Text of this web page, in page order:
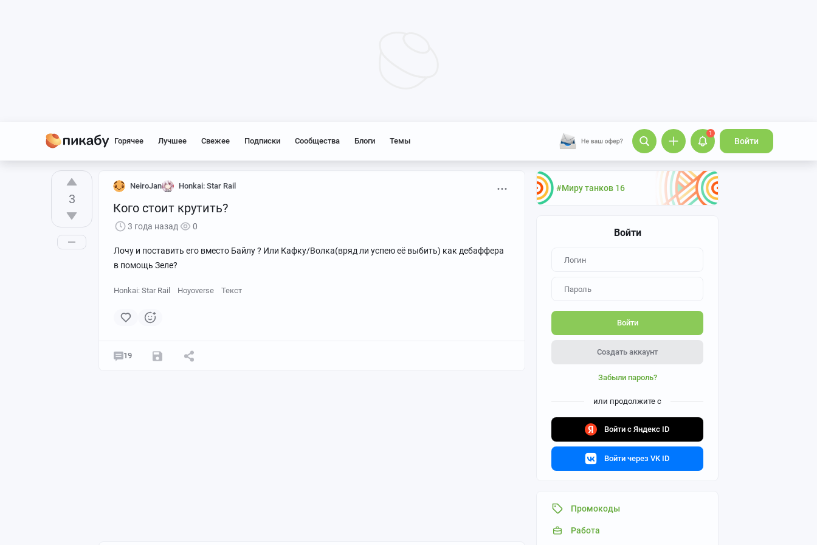
Горячее Лучшее Свежее Подписки Сообщества Блоги Темы
1
Войти
#Миру танков 16
Войти
Войти
Создать аккаунт
Забыли пароль?
или продолжите с
Войти с Яндекс ID
Войти через VK ID
Промокоды
Работа
3
NeiroJan Honkai: Star Rail
Кого стоит крутить?
3 года назад 0
Лочу и поставить его вместо Байлу ? Или Кафку/Волка(вряд ли успею её выбить) как дебаффера
в помощь Зеле?
Honkai: Star Rail Hoyoverse Текст
19